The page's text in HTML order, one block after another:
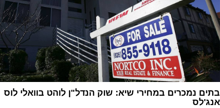
בתים נמכרים במחירי שיא: שוק הנדל"ן לוהט בוואלי לוס
אנג'לס